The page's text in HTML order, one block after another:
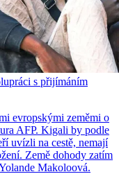
s přijímáním
evropskými zeměmi o
AFP. Kigali by podle
uvízli na cestě, nemají
Země dohody zatím
Makoloová.